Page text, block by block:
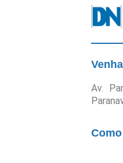
Av.